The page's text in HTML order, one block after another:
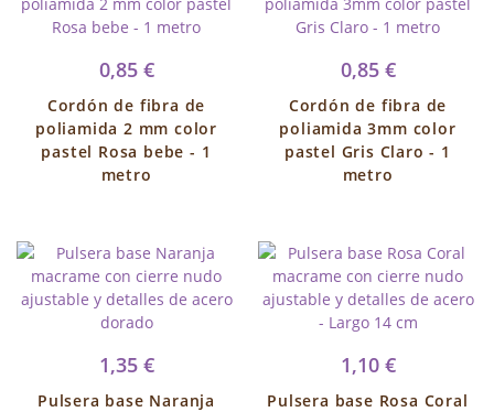
0,85 €
Cordón de fibra de
poliamida 2 mm color
pastel Rosa bebe - 1
metro
0,85 €
Cordón de fibra de
poliamida 3mm color
pastel Gris Claro - 1
metro
1,35 €
Pulsera base Naranja
1,10 €
Pulsera base Rosa Coral